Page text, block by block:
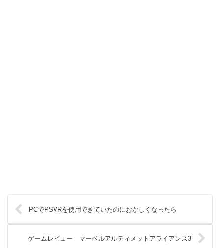
PCでPSVRを使用できていたのにおかしくなったら
ゲームレビュー マーベルアルティメットアライアンス3